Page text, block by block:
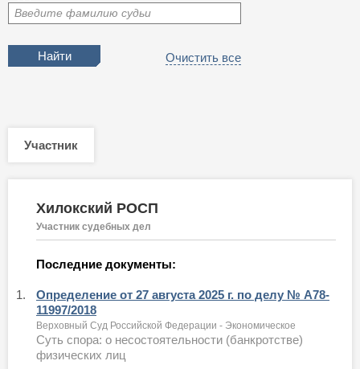
Введите фамилию судьи
Очистить все
Участник
Хилокский РОСП
Участник судебных дел
Последние документы:
1.
Определение от 27 августа 2025 г. по делу № А78-
11997/2018
Верховный Суд Российской Федерации - Экономическое
Суть спора: о несостоятельности (банкротстве)
физических лиц